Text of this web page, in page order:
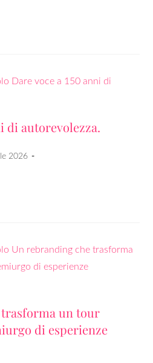
di autorevolezza.
2026
un tour
di esperienze